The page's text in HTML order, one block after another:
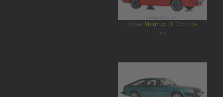
Opel Manta B, Coupé
Ixo